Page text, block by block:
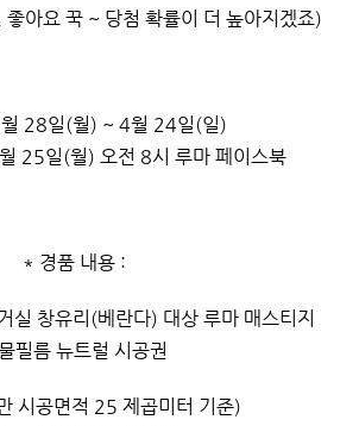
아요 꾹 ~ 당첨 확률이 더 높아지겠죠)
28일(월) ~ 4월 24일(일)
25일(월) 오전 8시 루마 페이스북
* 경품 내용 :
실 창유리(베란다) 대상 루마 매스티지
필름 뉴트럴 시공권
시공면적 25 제곱미터 기준)